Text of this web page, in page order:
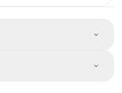
Tipo de conectividad: